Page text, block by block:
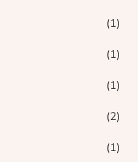
(1)
(1)
(1)
(2)
(1)